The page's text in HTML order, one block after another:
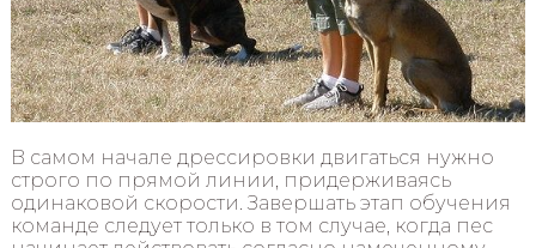
В самом начале дрессировки двигаться нужно
строго по прямой линии, придерживаясь
одинаковой скорости. Завершать этап обучения
команде следует только в том случае, когда пес